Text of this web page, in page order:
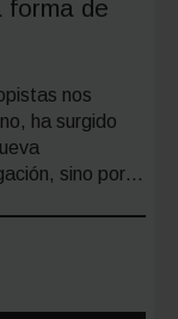
forma de
nos
ha surgido
sino por…